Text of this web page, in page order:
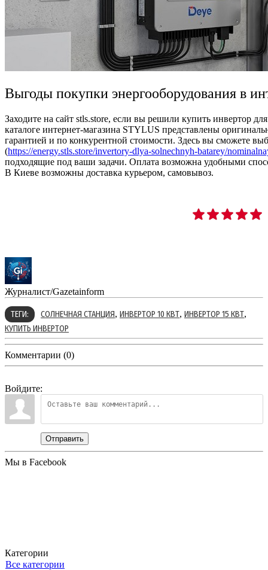
Выгоды покупки энергооборудования в
Заходите на сайт stls.store, если вы решили купить инвертор
каталоге интернет-магазина STYLUS представлены
гарантией и по конкурентной стоимости. Здесь вы сможете
(https://energy.stls.store/invertory-dlya-solnechnyh-batarey/
подходящие под ваши задачи. Оплата возможна удобными
В Киеве возможны доставка курьером, самовывоз.
Журналист/Gazetainform
ТЕГИ: СОЛНЕЧНАЯ СТАНЦИЯ, ИНВЕРТОР 10 КВТ, ИНВЕРТОР 15 КВТ,
КУПИТЬ ИНВЕРТОР
Комментарии (0)
Войдите:
Отправить
Мы в Facebook
Категории
Все категории